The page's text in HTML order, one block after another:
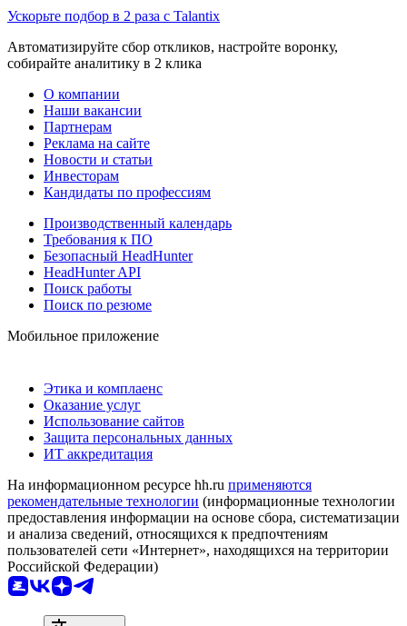
Ускорьте подбор в 2 раза с Talantix
Автоматизируйте сбор откликов, настройте воронку,
собирайте аналитику в 2 клика
О компании
Наши вакансии
Партнерам
Реклама на сайте
Новости и статьи
Инвесторам
Кандидаты по профессиям
Производственный календарь
Требования к ПО
Безопасный HeadHunter
HeadHunter API
Поиск работы
Поиск по резюме
Мобильное приложение
Этика и комплаенс
Оказание услуг
Использование сайтов
Защита персональных данных
ИТ аккредитация
На информационном ресурсе hh.ru применяются
рекомендательные технологии (информационные технологии
предоставления информации на основе сбора, систематизации
и анализа сведений, относящихся к предпочтениям
пользователей сети «Интернет», находящихся на территории
Российской Федерации)